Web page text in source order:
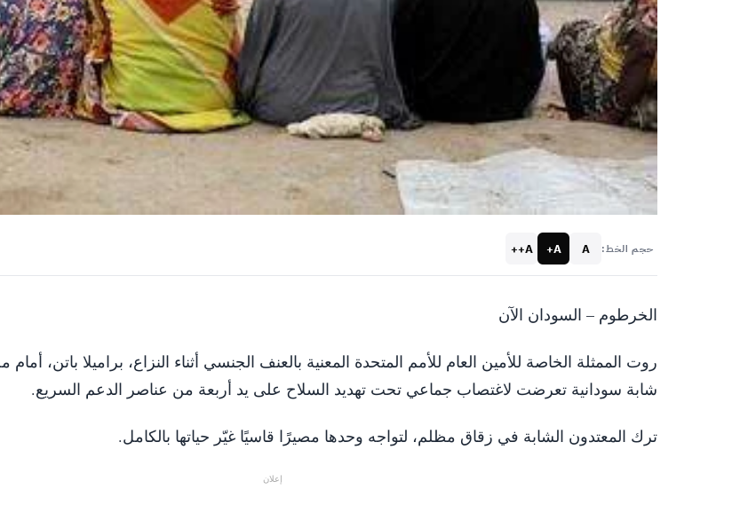
حجم الخط: A
A+
A++
الخرطوم – السودان الآن
روت الممثلة الخاصة للأمين العام للأمم المتحدة المعنية بالعنف الجنسي أثناء النزاع، براميلا باتن،
شابة سودانية تعرضت لاغتصاب جماعي تحت تهديد السلاح على يد أربعة من عناصر الدعم السريع.
ترك المعتدون الشابة في زقاق مظلم، لتواجه وحدها مصيرًا قاسيًا غيّر حياتها بالكامل.
إعلان